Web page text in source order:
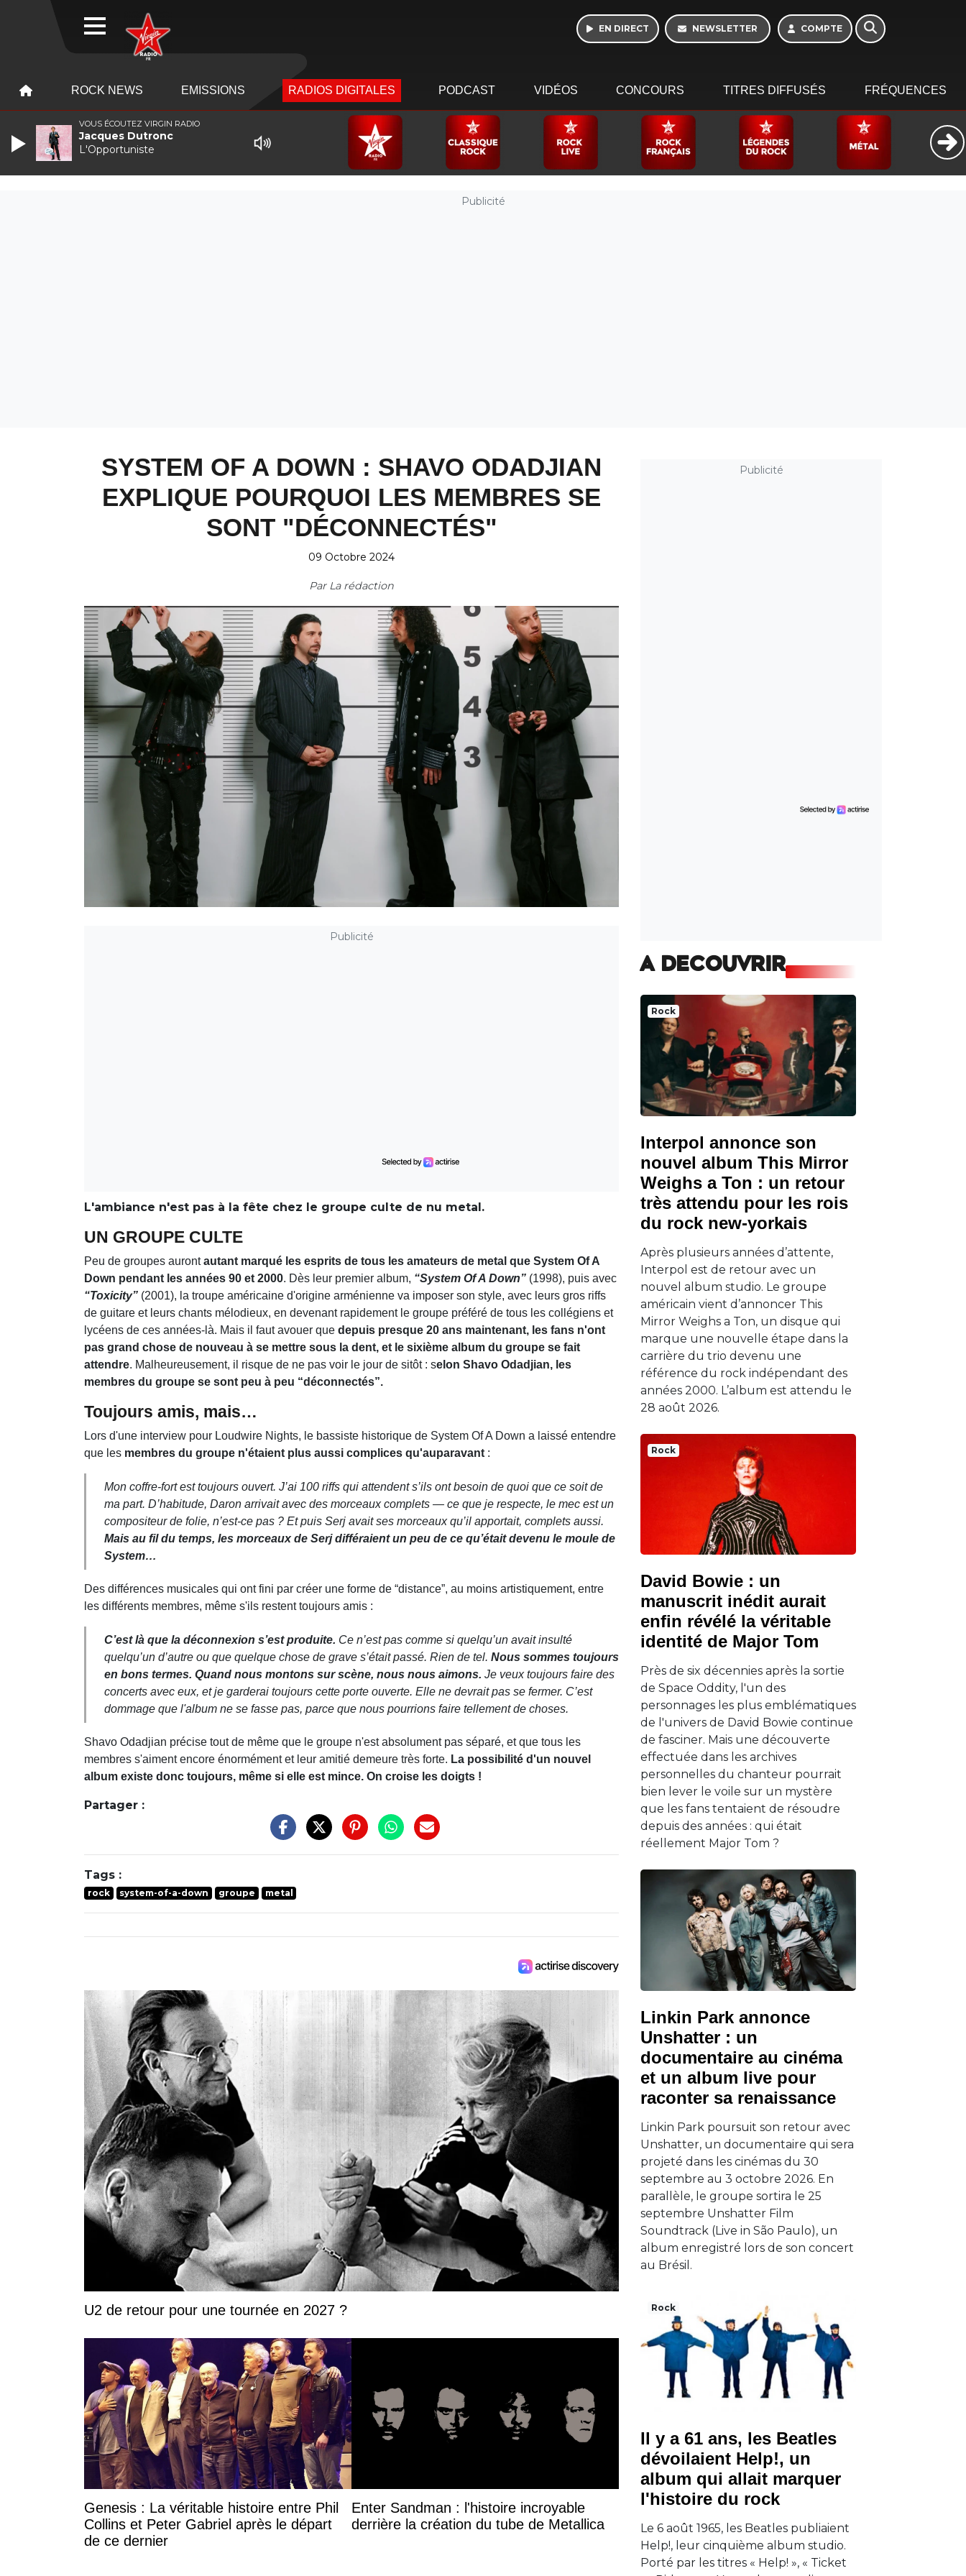
EN DIRECT NEWSLETTER COMPTE
ROCK NEWS EMISSIONS RADIOS DIGITALES PODCAST VIDÉOS CONCOURS TITRES DIFFUSÉS FRÉQUENCES
Publicité
SYSTEM OF A DOWN : SHAVO ODADJIAN
EXPLIQUE POURQUOI LES MEMBRES SE
SONT "DÉCONNECTÉS"
09 Octobre 2024
Par La rédaction
Publicité
L'ambiance n'est pas à la fête chez le groupe culte de nu metal.
UN GROUPE CULTE
Peu de groupes aurontautant marqué les esprits de tous les amateurs de metal que System Of A
Down pendant les années 90 et 2000. Dès leur premier album, “System Of A Down” (1998), puis avec
“Toxicity” (2001), la troupe américaine d'origine arménienne va imposer son style, avec leurs gros riffs
de guitare et leurs chants mélodieux, en devenant rapidement le groupe préféré de tous les collégiens et
lycéens de ces années-là. Mais il faut avouer que depuis presque 20 ans maintenant, les fans n'ont
pas grand chose de nouveau à se mettre sous la dent, et le sixième album du groupe se fait
attendre. Malheureusement, il risque de ne pas voir le jour de sitôt : selon Shavo Odadjian, les
membres du groupe se sont peu à peu “déconnectés”.
Toujours amis, mais…
Lors d'une interview pour Loudwire Nights, le bassiste historique de System Of A Down a laissé entendre
que les membres du groupe n'étaient plus aussi complices qu'auparavant :
Mon coffre-fort est toujours ouvert. J’ai 100 riffs qui attendent s’ils ont besoin de quoi que ce soit de
ma part. D’habitude, Daron arrivait avec des morceaux complets — ce que je respecte, le mec est un
compositeur de folie, n’est-ce pas ? Et puis Serj avait ses morceaux qu’il apportait, complets aussi.
Mais au fil du temps, les morceaux de Serj différaient un peu de ce qu’était devenu le moule de
System…
Des différences musicales qui ont fini par créer une forme de “distance”, au moins artistiquement, entre
les différents membres, même s'ils restent toujours amis :
C’est là que la déconnexion s’est produite. Ce n’est pas comme si quelqu’un avait insulté
quelqu’un d’autre ou que quelque chose de grave s’était passé. Rien de tel. Nous sommes toujours
en bons termes. Quand nous montons sur scène, nous nous aimons. Je veux toujours faire des
concerts avec eux, et je garderai toujours cette porte ouverte. Elle ne devrait pas se fermer. C’est
dommage que l'album ne se fasse pas, parce que nous pourrions faire tellement de choses.
Shavo Odadjian précise tout de même que le groupe n'est absolument pas séparé, et que tous les
membres s'aiment encore énormément et leur amitié demeure très forte. La possibilité d'un nouvel
album existe donc toujours, même si elle est mince. On croise les doigts !
Partager :
Tags :
rock system-of-a-down groupe metal
U2 de retour pour une tournée en 2027 ?
Genesis : La véritable histoire entre Phil
Collins et Peter Gabriel après le départ
de ce dernier
Enter Sandman : l'histoire incroyable
derrière la création du tube de Metallica
Publicité
A DECOUVRIR
Rock
Interpol annonce son
nouvel album This Mirror
Weighs a Ton : un retour
très attendu pour les rois
du rock new-yorkais
Après plusieurs années d’attente,
Interpol est de retour avec un
nouvel album studio. Le groupe
américain vient d’annoncer This
Mirror Weighs a Ton, un disque qui
marque une nouvelle étape dans la
carrière du trio devenu une
référence du rock indépendant des
années 2000. L’album est attendu le
28 août 2026.
Rock
David Bowie : un
manuscrit inédit aurait
enfin révélé la véritable
identité de Major Tom
Près de six décennies après la sortie
de Space Oddity, l'un des
personnages les plus emblématiques
de l'univers de David Bowie continue
de fasciner. Mais une découverte
effectuée dans les archives
personnelles du chanteur pourrait
bien lever le voile sur un mystère
que les fans tentaient de résoudre
depuis des années : qui était
réellement Major Tom ?
Linkin Park annonce
Unshatter : un
documentaire au cinéma
et un album live pour
raconter sa renaissance
Linkin Park poursuit son retour avec
Unshatter, un documentaire qui sera
projeté dans les cinémas du 30
septembre au 3 octobre 2026. En
parallèle, le groupe sortira le 25
septembre Unshatter Film
Soundtrack (Live in São Paulo), un
album enregistré lors de son concert
au Brésil.
Rock
Il y a 61 ans, les Beatles
dévoilaient Help!, un
album qui allait marquer
l'histoire du rock
Le 6 août 1965, les Beatles publiaient
Help!, leur cinquième album studio.
Porté par les titres « Help! », « Ticket
VOUS ÉCOUTEZ VIRGIN RADIO
Jacques Dutronc
L'Opportuniste
WEBRADIO